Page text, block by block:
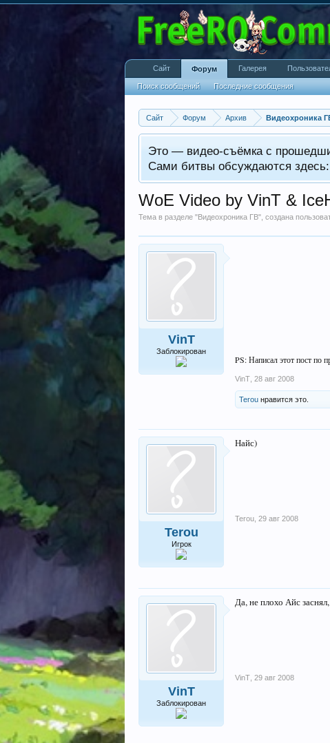
Сайт Форум Архив Видеохроника
Это — видео-съёмка с
Сами битвы обсуждаются здесь:
WoE Video by VinT &
Тема в разделе "Видеохроника ГВ", создана
VinT
Заблокирован
PS: Написал этот пост по
VinT 28 авг 2008
Terou нравится это.
Terou
Игрок
Найс)
Terou 29 авг 2008
VinT
Заблокирован
Да, не плохо Айс
VinT 29 авг 2008
Сайт Форум
Поиск сообщений Последние сообщения
Галерея